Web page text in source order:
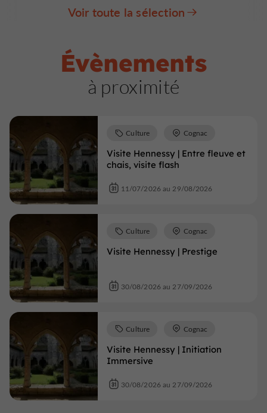
Voir toute la sélection
Évènements
à proximité
Visite Hennessy | Entre fleuve et
chais, visite flash
Culture Cognac
11/07/2026 au 29/08/2026
Visite Hennessy | Prestige
Culture Cognac
30/08/2026 au 27/09/2026
Visite Hennessy | Initiation
Immersive
Culture Cognac
30/08/2026 au 27/09/2026